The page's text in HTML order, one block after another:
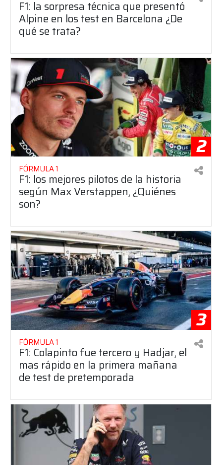
F1: la sorpresa técnica que presentó
Alpine en los test en Barcelona ¿De
qué se trata?
2
FÓRMULA 1
F1: los mejores pilotos de la historia
según Max Verstappen, ¿Quiénes
son?
3
FÓRMULA 1
F1: Colapinto fue tercero y Hadjar, el
mas rápido en la primera mañana
de test de pretemporada